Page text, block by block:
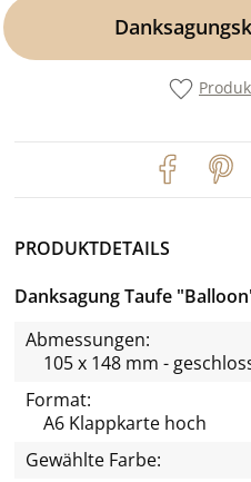
PRODUKTDETAILS
Danksagung Taufe
Abmessungen:
105 x 148 mm -
Format:
A6 Klappkarte hoch
Gewählte Farbe: